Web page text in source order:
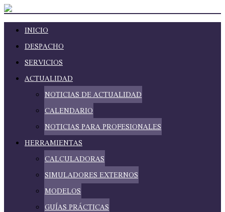
INICIO
DESPACHO
SERVICIOS
ACTUALIDAD
NOTICIAS DE ACTUALIDAD
CALENDARIO
NOTICIAS PARA PROFESIONALES
HERRAMIENTAS
CALCULADORAS
SIMULADORES EXTERNOS
MODELOS
GUÍAS PRÁCTICAS